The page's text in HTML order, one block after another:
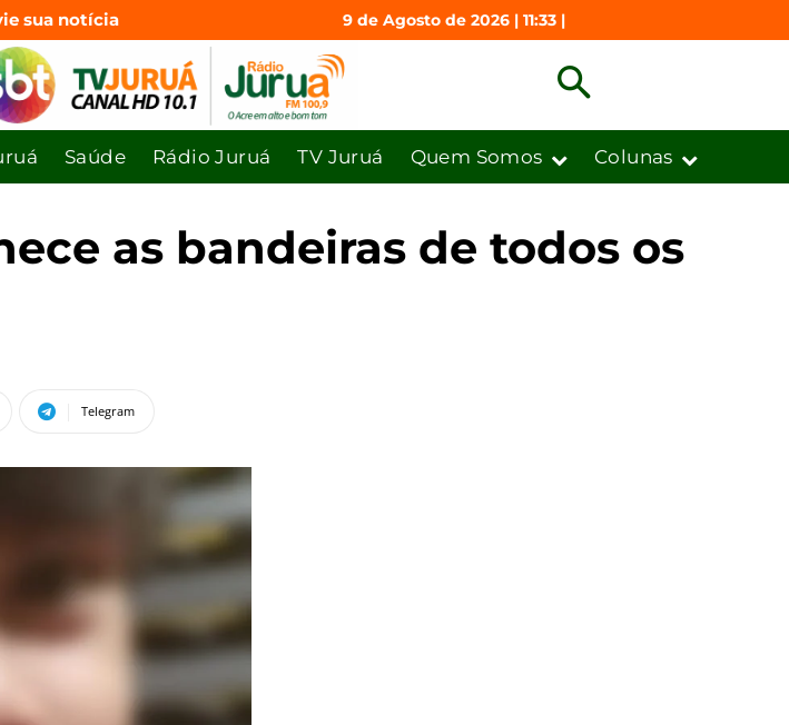
sua notícia 9 de Agosto de 2026 | 11:33 |
Saúde Rádio Juruá TV Juruá Quem Somos Colunas
as bandeiras de todos os
Telegram